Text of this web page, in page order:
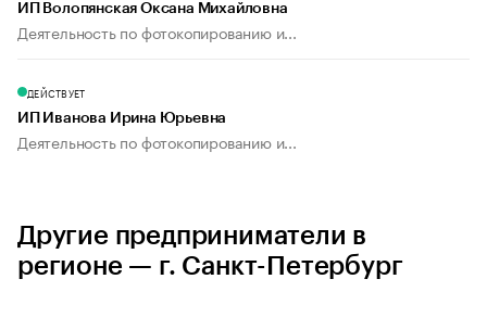
ИП Волопянская Оксана Михайловна
Деятельность по фотокопированию и...
ДЕЙСТВУЕТ
ИП Иванова Ирина Юрьевна
Деятельность по фотокопированию и...
Другие предприниматели в
регионе — г. Санкт-Петербург